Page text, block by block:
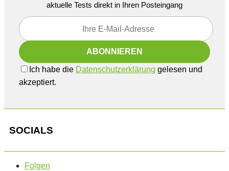
aktuelle Tests direkt in Ihren Posteingang
Ich habe die Datenschutzerklärung gelesen und
akzeptiert.
SOCIALS
Folgen